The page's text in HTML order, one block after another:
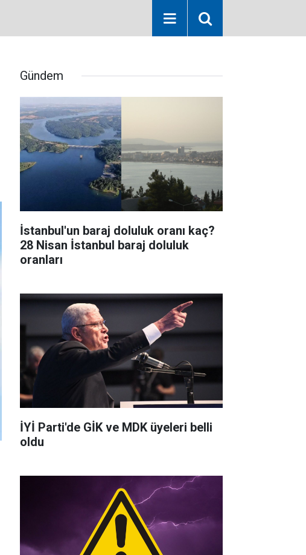
Gündem
İstanbul'un baraj doluluk oranı kaç?
28 Nisan İstanbul baraj doluluk
oranları
İYİ Parti'de GİK ve MDK üyeleri belli
oldu